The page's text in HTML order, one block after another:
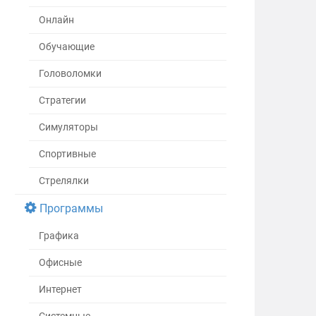
Онлайн
Обучающие
Головоломки
Стратегии
Симуляторы
Спортивные
Стрелялки
Программы
Графика
Офисные
Интернет